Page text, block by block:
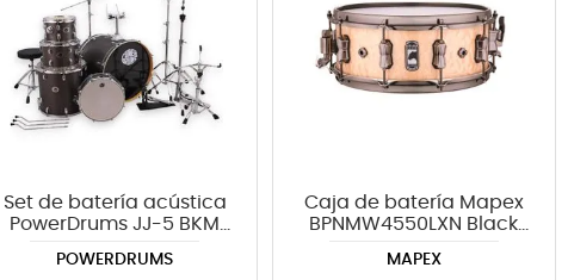
Set de batería acústica
PowerDrums JJ-5 BKM
POWERDRUMS
Caja de batería Mapex
BPNMW4550LXN Black
5.5 pulgadas
MAPEX